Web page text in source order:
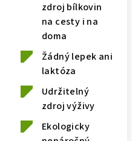
zdroj bílkovin
na cesty i na
doma
Žádný lepek ani
laktóza
Udržitelný
zdroj výživy
Ekologicky